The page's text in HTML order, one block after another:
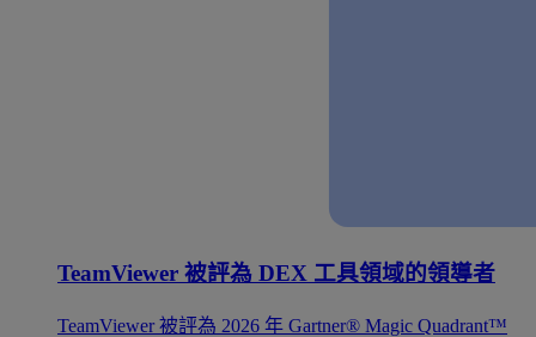
TeamViewer 被評為 DEX 工具領域的領導者
TeamViewer 被評為 2026 年 Gartner® Magic Quadrant™